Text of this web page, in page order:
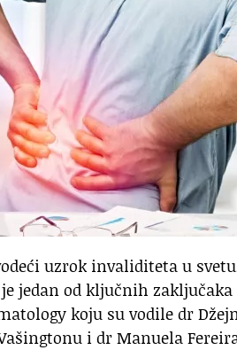
uzrok invaliditeta u
jedan od ključnih
koju su vodile dr
i dr Manuela